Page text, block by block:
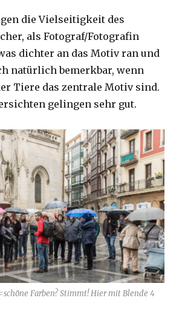
die Vielseitigkeit des
als Fotograf/Fotografin
dichter an das Motiv ran und
natürlich bemerkbar, wenn
Tiere das zentrale Motiv sind.
gelingen sehr gut.
Farben? Stimmt! Hier mit Blende 4